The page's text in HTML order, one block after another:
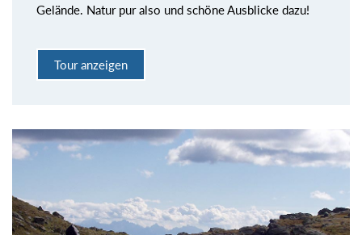
Gelände. Natur pur also und schöne Ausblicke dazu!
Tour anzeigen